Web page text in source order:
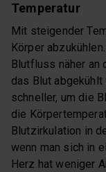
Temperatur
Mit steigender
Körper
Blutfluss näher an
das Blut
schneller, um die
die
Blutzirkulation in
wenn man sich in
Herz hat weniger